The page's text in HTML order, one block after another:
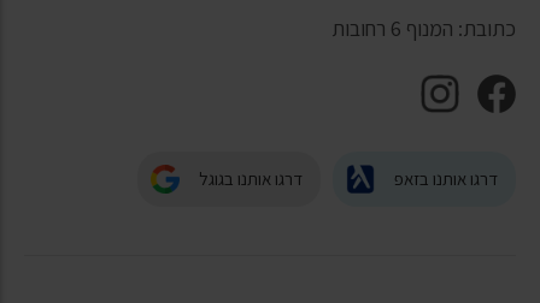
כתובת: המנוף 6 רחובות
דרגו אותנו בזאפ דרגו אותנו בגוגל